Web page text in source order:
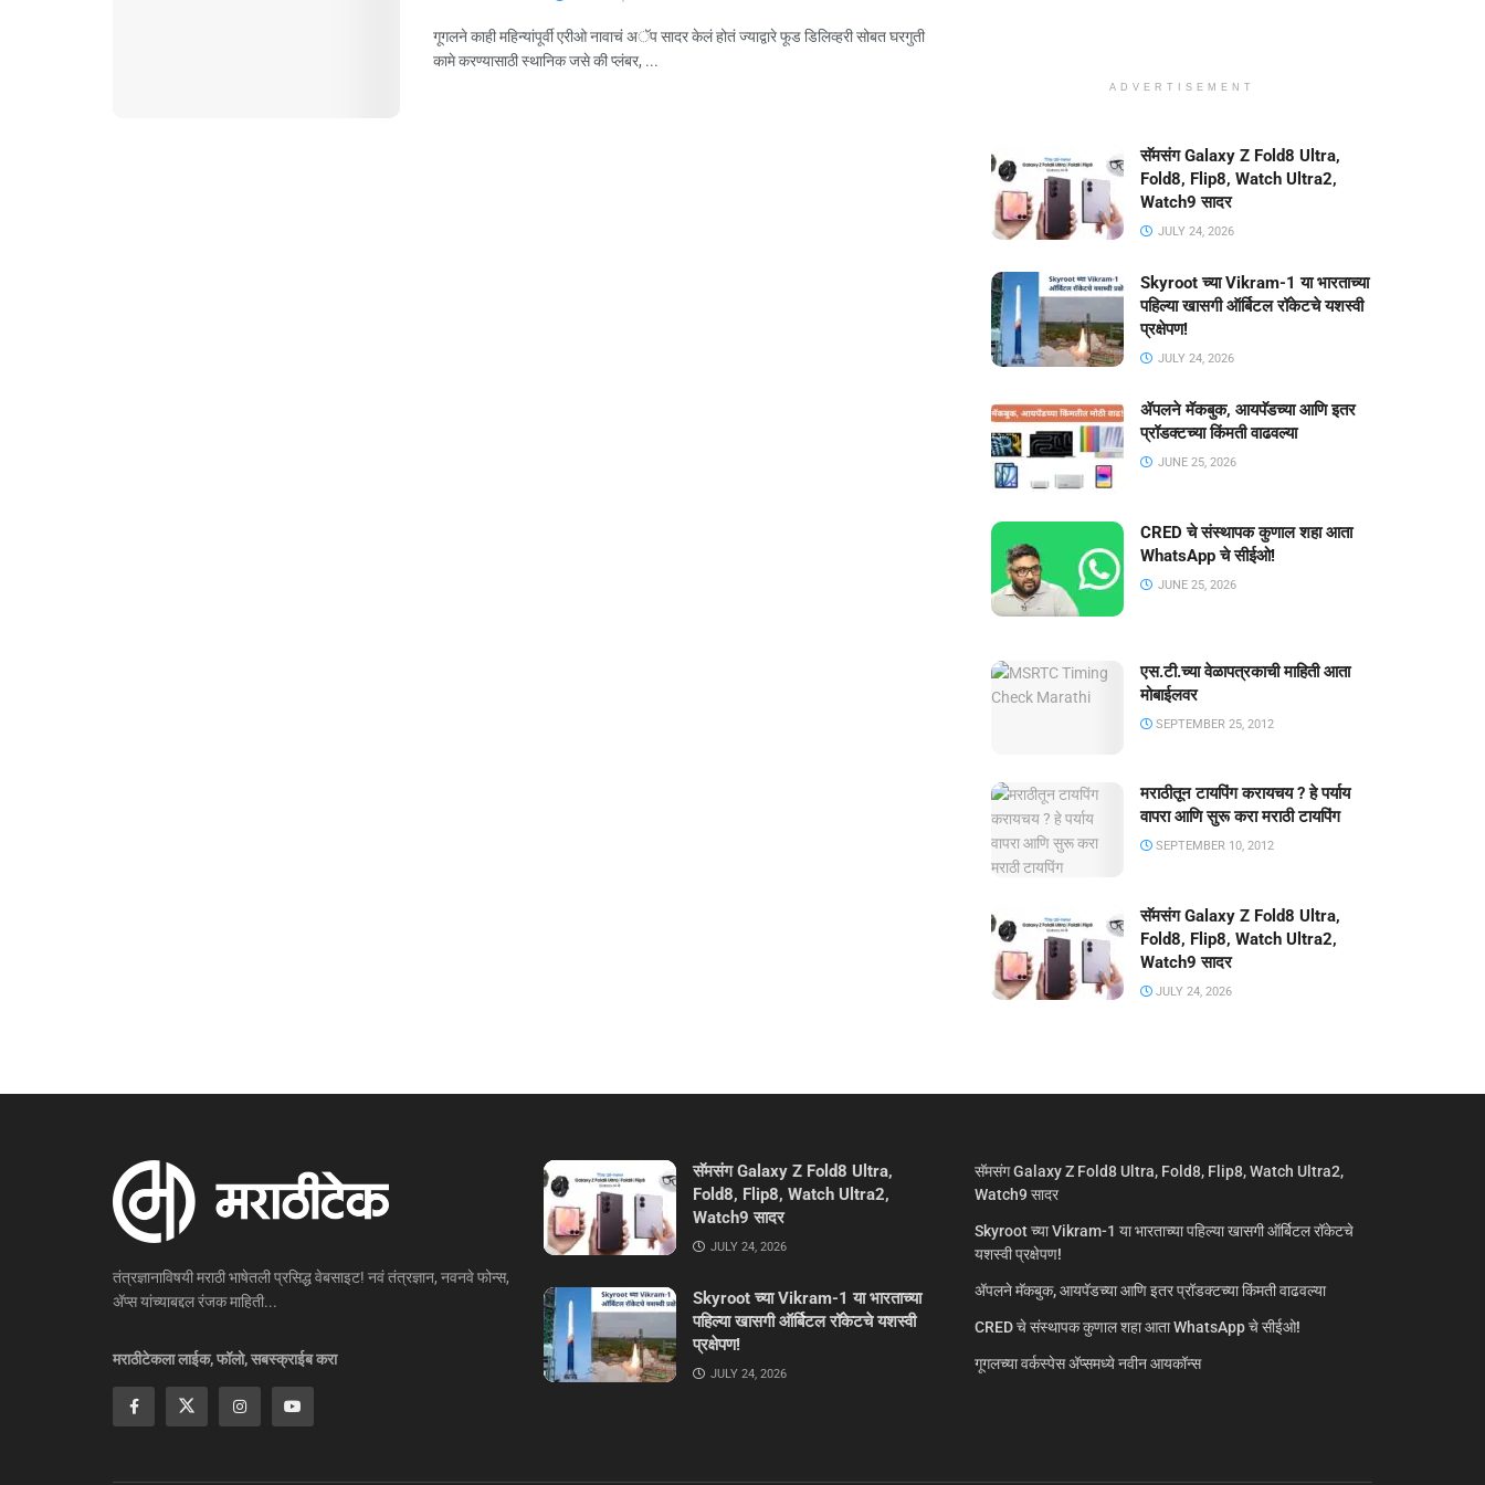
गूगलने काही महिन्यांपूर्वी एरीओ नावाचं अॅप सादर केलं होतं ज्याद्वारे फूड डिलिव्हरी सोबत घरगुती
कामे करण्यासाठी स्थानिक जसे की प्लंबर, ...
ADVERTISEMENT
सॅमसंग Galaxy Z Fold8 Ultra,
Fold8, Flip8, Watch Ultra2,
Watch9 सादर
JULY 24, 2026
Skyroot च्या Vikram-1 या भारताच्या
पहिल्या खासगी ऑर्बिटल रॉकेटचे यशस्वी
प्रक्षेपण!
JULY 24, 2026
ॲपलने मॅकबुक, आयपॅडच्या आणि इतर
प्रॉडक्टच्या किंमती वाढवल्या
JUNE 25, 2026
CRED चे संस्थापक कुणाल शहा आता
WhatsApp चे सीईओ!
JUNE 25, 2026
एस.टी.च्या वेळापत्रकाची माहिती आता
मोबाईलवर
SEPTEMBER 25, 2012
मराठीतून टायपिंग करायचय ? हे पर्याय
वापरा आणि सुरू करा मराठी टायपिंग
SEPTEMBER 10, 2012
सॅमसंग Galaxy Z Fold8 Ultra,
Fold8, Flip8, Watch Ultra2,
Watch9 सादर
JULY 24, 2026
तंत्रज्ञानाविषयी मराठी भाषेतली प्रसिद्ध वेबसाइट! नवं तंत्रज्ञान, नवनवे फोन्स,
ॲप्स यांच्याबद्दल रंजक माहिती...
मराठीटेकला लाईक, फॉलो, सबस्क्राईब करा
सॅमसंग Galaxy Z Fold8 Ultra,
Fold8, Flip8, Watch Ultra2,
Watch9 सादर
JULY 24, 2026
Skyroot च्या Vikram-1 या भारताच्या
पहिल्या खासगी ऑर्बिटल रॉकेटचे यशस्वी
प्रक्षेपण!
JULY 24, 2026
सॅमसंग Galaxy Z Fold8 Ultra, Fold8, Flip8, Watch Ultra2,
Watch9 सादर
Skyroot च्या Vikram-1 या भारताच्या पहिल्या खासगी ऑर्बिटल रॉकेटचे
यशस्वी प्रक्षेपण!
ॲपलने मॅकबुक, आयपॅडच्या आणि इतर प्रॉडक्टच्या किंमती वाढवल्या
CRED चे संस्थापक कुणाल शहा आता WhatsApp चे सीईओ!
गूगलच्या वर्कस्पेस अ‍ॅप्समध्ये नवीन आयकॉन्स